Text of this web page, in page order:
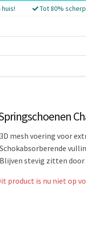
Tot 80%
3D mesh voering voor
Schokabsorberende
Blijven stevig zitten
product is nu niet op